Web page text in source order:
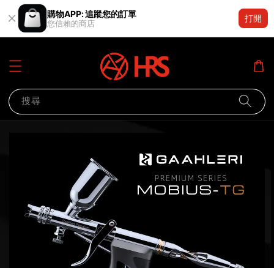
購物APP: 追蹤您的訂單
您信賴的商店
打開
搜尋